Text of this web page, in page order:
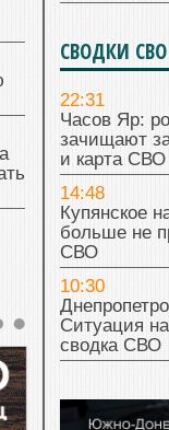
СВОДКИ СВО
22:31
Часов Яр:
зачищают
и карта СВО
14:48
Купянское
больше не
СВО
10:30
Ситуация
сводка СВО